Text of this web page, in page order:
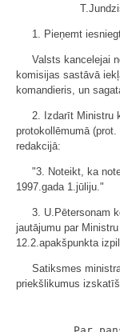
1. Pieņemt
Valsts kancelejai
komisijas sastāvā
komandieris, un
2. Izdarīt Ministru
protokollēmumā
redakcijā:
"3. Noteikt, ka
1997.gada 1.jūliju."
3. U.Pētersonam
jautājumu par
12.2.apakšpunkta
Satiksmes
priekšlikumus